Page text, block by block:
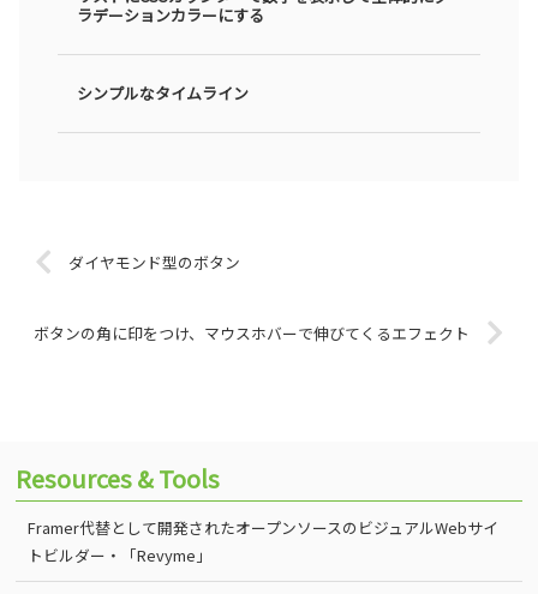
ラデーションカラーにする
シンプルなタイムライン
ダイヤモンド型のボタン
ボタンの角に印をつけ、マウスホバーで伸びてくるエフェクト
Resources & Tools
Framer代替として開発されたオープンソースのビジュアルWebサイ
トビルダー・「Revyme」